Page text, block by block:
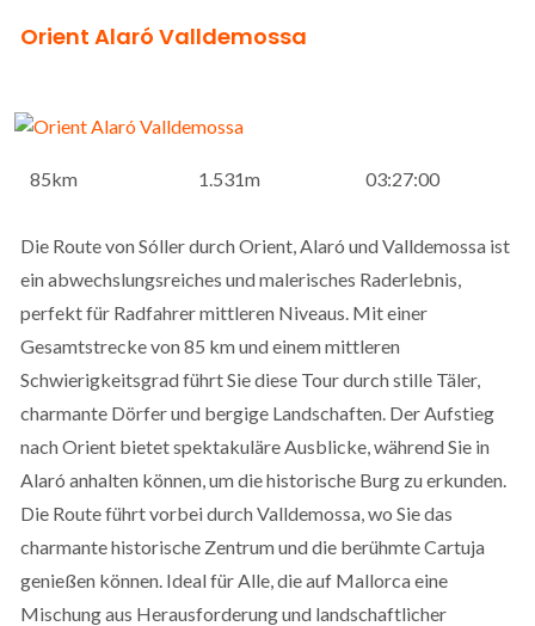
Orient Alaró Valldemossa
85km 1.531m 03:27:00
Die Route von Sóller durch Orient, Alaró und Valldemossa ist
ein abwechslungsreiches und malerisches Raderlebnis,
perfekt für Radfahrer mittleren Niveaus. Mit einer
Gesamtstrecke von 85 km und einem mittleren
Schwierigkeitsgrad führt Sie diese Tour durch stille Täler,
charmante Dörfer und bergige Landschaften. Der Aufstieg
nach Orient bietet spektakuläre Ausblicke, während Sie in
Alaró anhalten können, um die historische Burg zu erkunden.
Die Route führt vorbei durch Valldemossa, wo Sie das
charmante historische Zentrum und die berühmte Cartuja
genießen können. Ideal für Alle, die auf Mallorca eine
Mischung aus Herausforderung und landschaftlicher